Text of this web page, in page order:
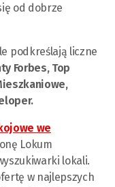
od dobrze
podkreślają liczne
Forbes, Top
we
Lokum
lokali.
w najlepszych